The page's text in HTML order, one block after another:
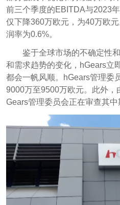
前三个季度的EBITDA与2023
仅下降360万欧元，为40万欧
润率为0.6%。
鉴于全球市场的不确定性
和需求趋势的变化，hGears立
都会一帆风顺。hGears管理委
9000万至9500万欧元。此外，
Gears管理委员会正在审查其中